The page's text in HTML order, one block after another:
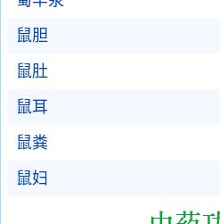
鼠胆
鼠肚
鼠耳
鼠粪
鼠妇